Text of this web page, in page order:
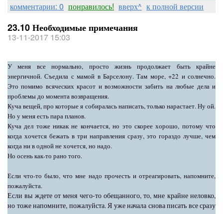
комментарии: 0 понравилось! вверх^ к полной версии
23.10 Необходимые примечания
13-11-2017 15:03
У меня все нормально, просто жизнь продолжает быть крайне
энергичной. Съедила с мамой в Барселону. Там море, +22 и солнечно.
Это помимо всяческих красот и возможностизабить на любые дела и
проблемы до момента возвращения.
Куча вещей, про которые я собиралась написать, только нарастает. Ну ой.
Но у меня есть пара планов.
Куча дел тоже никак не кончается, но это скорее хорошо, потому что
когда хочется бежать в три направления сразу, это гораздо лучше, чем
когда ни в одной не хочется, но надо.
Но осень как-то рано того.
Если что-то было, что мне надо прочесть и отреагировать, напомните,
пожалуйста.
Если вы ждете от меня чего-то обещанного, то, мне крайне неловко,
но тоже напомните, пожалуйста. Я уже начала снова писать все сразу